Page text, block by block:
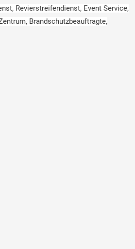
Revierstreifendienst, Event Service,
Brandschutzbeauftragte,